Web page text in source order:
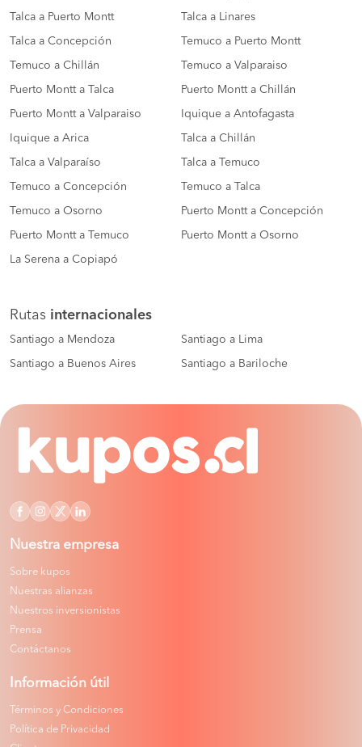
Talca a Puerto Montt Talca a Linares
Talca a Concepción Temuco a Puerto Montt
Temuco a Chillán Temuco a Valparaiso
Puerto Montt a Talca Puerto Montt a Chillán
Puerto Montt a Valparaiso Iquique a Antofagasta
Iquique a Arica Talca a Chillán
Talca a Valparaíso Talca a Temuco
Temuco a Concepción Temuco a Talca
Temuco a Osorno Puerto Montt a Concepción
Puerto Montt a Temuco Puerto Montt a Osorno
La Serena a Copiapó
Rutas internacionales
Santiago a Mendoza Santiago a Lima
Santiago a Buenos Aires Santiago a Bariloche
Nuestra empresa
Sobre kupos
Nuestras alianzas
Nuestros inversionistas
Prensa
Contáctanos
Información útil
Términos y Condiciones
Política de Privacidad